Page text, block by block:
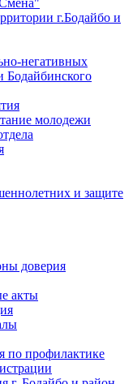
г.Бодайбо и
негативных
Бодайбинского
молодежи
и защите
доверия
акты
по профилактике